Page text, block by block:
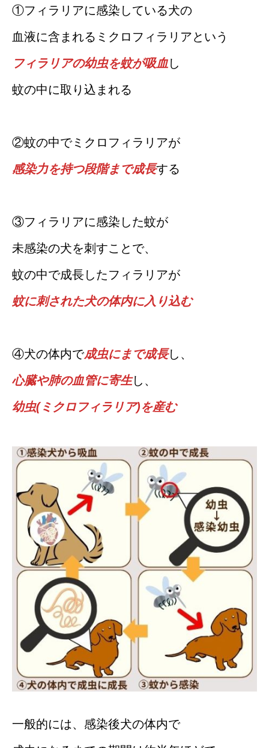
①フィラリアに感染している犬の
血液に含まれるミクロフィラリアという
フィラリアの幼虫を蚊が吸血し
蚊の中に取り込まれる
②蚊の中でミクロフィラリアが
感染力を持つ段階まで成長する
③フィラリアに感染した蚊が
未感染の犬を刺すことで、
蚊の中で成長したフィラリアが
蚊に刺された犬の体内に入り込む
④犬の体内で成虫にまで成長し、
心臓や肺の血管に寄生し、
幼虫(ミクロフィラリア)を産む
一般的には、感染後犬の体内で